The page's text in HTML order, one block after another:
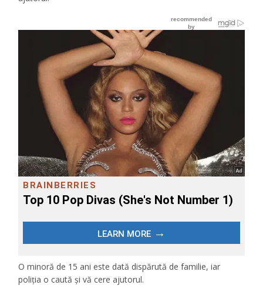
O minoră de 15 ani este dată dispărută de familie, iar
poliţia o caută şi vă cere ajutorul.